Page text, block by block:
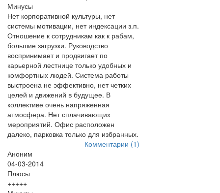
Минусы
Нет корпоративной культуры, нет
системы мотивации, нет индексации з.п.
Отношение к сотрудникам как к рабам,
большие загрузки. Руководство
воспринимает и продвигает по
карьерной лестнице только удобных и
комфортных людей. Система работы
выстроена не эффективно, нет четких
целей и движений в будущее. В
коллективе очень напряженная
атмосфера. Нет сплачивающих
мероприятий. Офис расположен
далеко, парковка только для избранных.
Комментарии (1)
Аноним
04-03-2014
Плюсы
+++++